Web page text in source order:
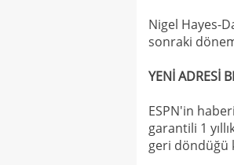
Nigel Hayes-
sonraki
YENİ ADRESİ
ESPN'in
garantili 1
geri döndüğü